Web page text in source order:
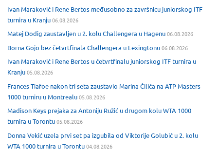
Ivan Maraković i Rene Bertos međusobno za završnicu juniorskog ITF
turnira u Kranju06.08.2026
Matej Dodig zaustavljen u 2. kolu Challengera u Hagenu06.08.2026
Borna Gojo bez četvrtfinala Challengera u Lexingtonu06.08.2026
Ivan Maraković i Rene Bertos u četvrtfinalu juniorskog ITF turnira u
Kranju05.08.2026
Frances Tiafoe nakon tri seta zaustavio Marina Čilića na ATP Masters
1000 turniru u Montrealu05.08.2026
Madison Keys prejaka za Antoniju Ružić u drugom kolu WTA 1000
turnira u Torontu05.08.2026
Donna Vekić uzela prvi set pa izgubila od Viktorije Golubić u 2. kolu
WTA 1000 turnira u Torontu04.08.2026